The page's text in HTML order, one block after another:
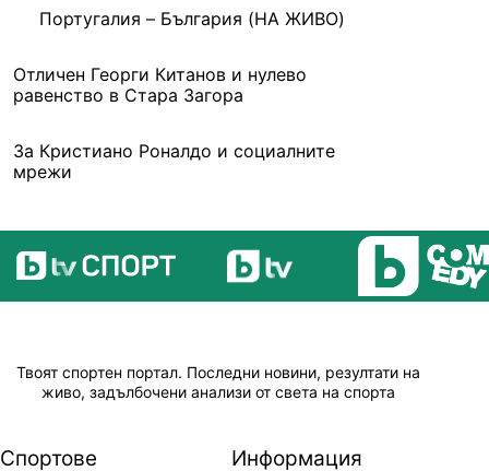
Португалия – България (НА ЖИВО)
Отличен Георги Китанов и нулево
равенство в Стара Загора
За Кристиано Роналдо и социалните
мрежи
Твоят спортен портал. Последни новини, резултати на
живо, задълбочени анализи от света на спорта
Спортове Информация